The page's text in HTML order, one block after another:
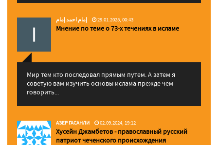
إمام احمد إمام 29.01.2025, 00:43
Мнение по теме о 73-х течениях в исламе
Мир тем кто последовал прямым путем. А затем я
советую вам изучить основы ислама прежде чем
говорить...
АЗЕР ГАСАНЛИ 02.09.2024, 19:12
Хусейн Джамбетов - православный русский
патриот чеченского происхождения